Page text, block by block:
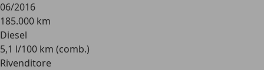
06/2016
185.000 km
Diesel
5,1 l/100 km (comb.)
Rivenditore